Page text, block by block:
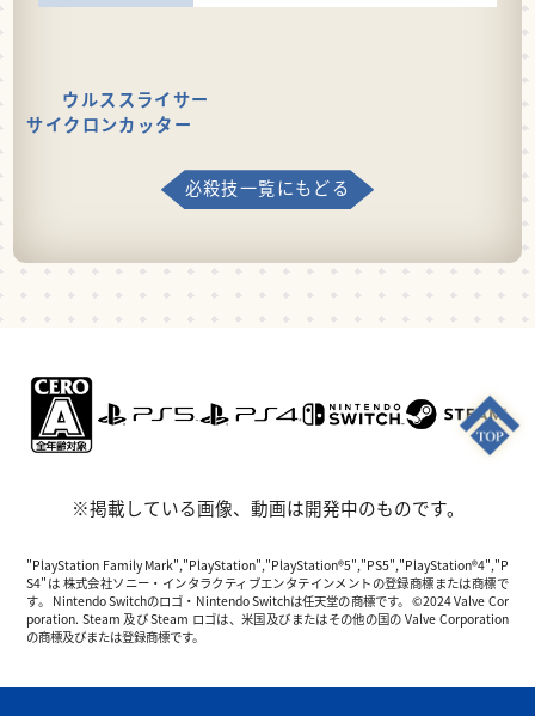
ウルススライサー
サイクロンカッター
必殺技一覧にもどる
※掲載している画像、動画は開発中のものです。
"PlayStation Family Mark","PlayStation","PlayStation®5","PS5","PlayStation®4","P
S4"は 株式会社ソニー・インタラクティブエンタテインメントの登録商標または商標で
す。 Nintendo Switchのロゴ・Nintendo Switchは任天堂の商標です。 ©2024 Valve Cor
poration. Steam 及び Steam ロゴは、米国及びまたはその他の国の Valve Corporation
の商標及びまたは登録商標です。